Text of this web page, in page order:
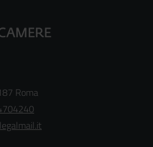
Roma